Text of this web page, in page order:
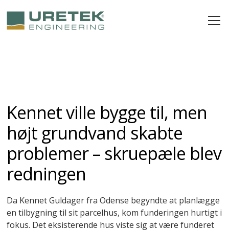
Kennet ville bygge til, men
højt grundvand skabte
problemer – skruepæle blev
redningen
Da Kennet Guldager fra Odense begyndte at planlægge
en tilbygning til sit parcelhus, kom funderingen hurtigt i
fokus. Det eksisterende hus viste sig at være funderet